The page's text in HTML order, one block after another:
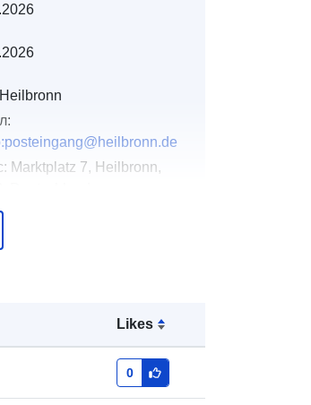
Likes
0
Marktplatz 7, Heilbronn,
2026
[ 9.2102995,